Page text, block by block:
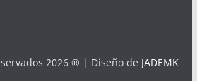
2026 ® | Diseño de JADEMK